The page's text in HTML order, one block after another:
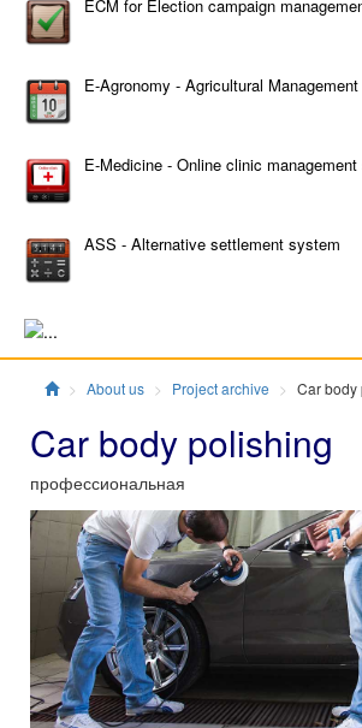
ECM for Election campaign
E-Agronomy - Agricultural
E-Medicine - Online clinic
ASS - Alternative settlement system
ГлавнаяAbout us Project archive Car body
Car body polishing
профессиональная